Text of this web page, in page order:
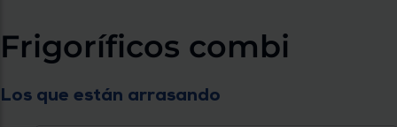
ti y con mejor plazo de entrega
Frigoríficos combi
Los que están arrasando